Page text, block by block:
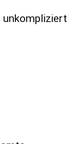
unkompliziert